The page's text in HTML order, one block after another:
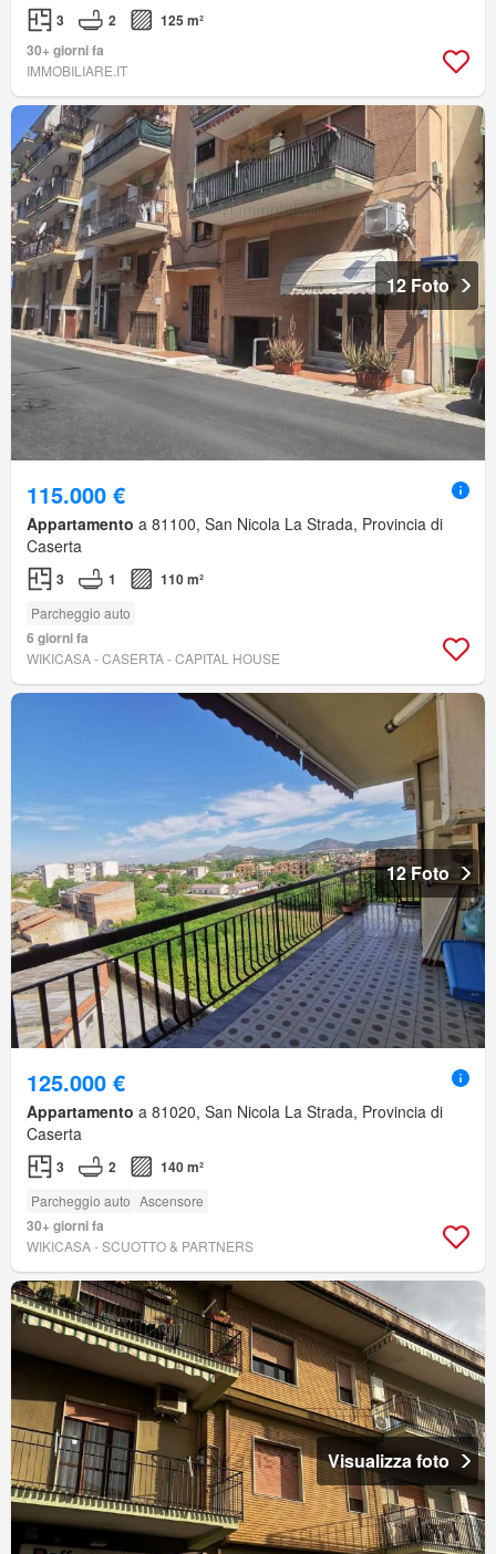
3 2
125 m²
30+ giorni fa
IMMOBILIARE.IT
12 Foto
115.000 €
Appartamento a 81100, San Nicola La Strada, Provincia di
Caserta
3 1 110 m²
Parcheggio auto
6 giorni fa
WIKICASA - CASERTA - CAPITAL HOUSE
12 Foto
125.000 €
Appartamento a 81020, San Nicola La Strada, Provincia di
Caserta
3 2 140 m²
Parcheggio auto Ascensore
30+ giorni fa
WIKICASA - SCUOTTO & PARTNERS
Visualizza foto